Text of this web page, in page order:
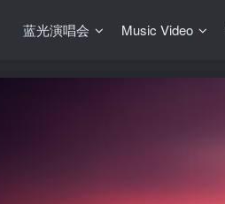
蓝光演唱会 Music Video